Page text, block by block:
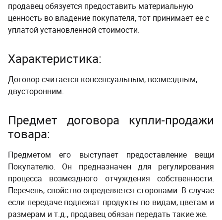
продавец обязуется предоставить материальную
ценность во владение покупателя, тот принимает ее с
уплатой установленной стоимости.
Характеристика:
Договор считается консенсуальным, возмездным,
двусторонним.
Предмет договора купли-продажи
товара:
Предметом его выступает предоставление вещи
Покупателю. Он предназначен для регулирования
процесса возмездного отчуждения собственности.
Перечень, свойство определяется сторонами. В случае
если передаче подлежат продукты по видам, цветам и
размерам и т.д., продавец обязан передать такие же.